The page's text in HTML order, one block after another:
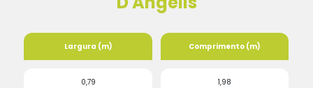
Largura (m) Comprimento (m)
0,79 1,98